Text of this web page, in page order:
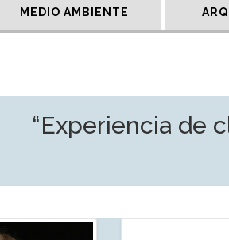
MEDIO AMBIENTE
“Experiencia de